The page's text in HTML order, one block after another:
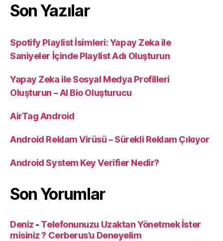
Son Yazılar
Spotify Playlist İsimleri: Yapay Zeka ile
Saniyeler İçinde Playlist Adı Oluşturun
Yapay Zeka ile Sosyal Medya Profilleri
Oluşturun – AI Bio Oluşturucu
AirTag Android
Android Reklam Virüsü – Sürekli Reklam Çıkıyor
Android System Key Verifier Nedir?
Son Yorumlar
Deniz - Telefonunuzu Uzaktan Yönetmek İster
misiniz ? Cerberus’u Deneyelim